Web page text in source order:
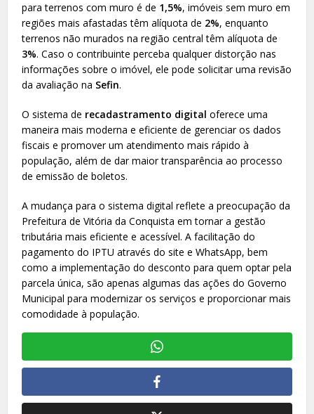
para terrenos com muro é de 1,5%, imóveis sem muro em
regiões mais afastadas têm alíquota de 2%, enquanto
terrenos não murados na região central têm alíquota de
3%. Caso o contribuinte perceba qualquer distorção nas
informações sobre o imóvel, ele pode solicitar uma revisão
da avaliação na Sefin.
O sistema de recadastramento digital oferece uma
maneira mais moderna e eficiente de gerenciar os dados
fiscais e promover um atendimento mais rápido à
população, além de dar maior transparência ao processo
de emissão de boletos.
A mudança para o sistema digital reflete a preocupação da
Prefeitura de Vitória da Conquista em tornar a gestão
tributária mais eficiente e acessível. A facilitação do
pagamento do IPTU através do site e WhatsApp, bem
como a implementação do desconto para quem optar pela
parcela única, são apenas algumas das ações do Governo
Municipal para modernizar os serviços e proporcionar mais
comodidade à população.